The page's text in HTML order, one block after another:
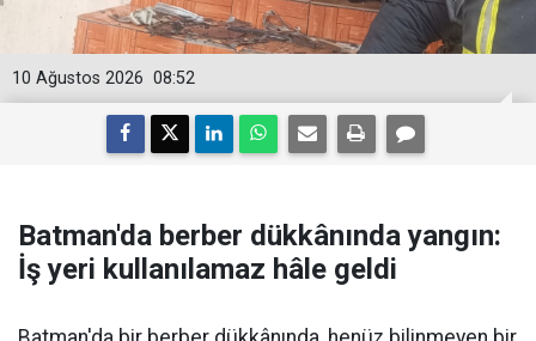
08:52
10 Ağustos 2026
Batman'da berber dükkânında yangın:
İş yeri kullanılamaz hâle geldi